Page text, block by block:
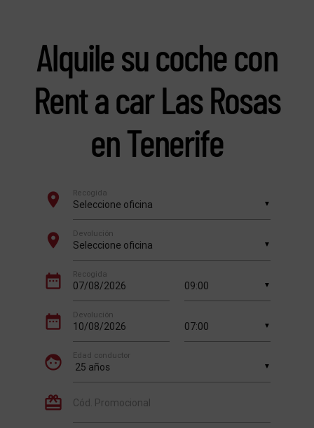
Alquile su coche con
Rent a car Las Rosas
en Tenerife